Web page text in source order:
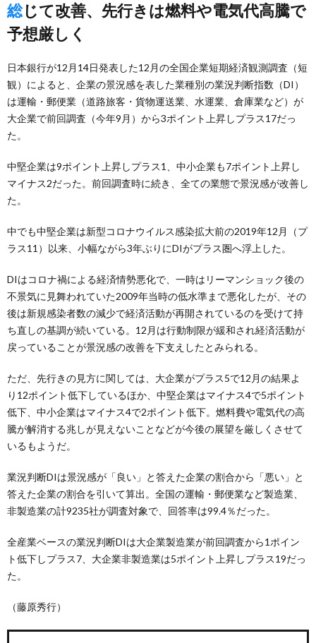
総じて改善、先行きは燃料や電気代高騰で
予想厳しく
日本銀行が12月14日発表した12月の全国企業短期経済観測調査（短
観）によると、企業の景況感を表した業種別の業況判断指数（DI）
は運輸・郵便業（道路旅客・貨物運送業、水運業、倉庫業など）が
大企業で前回調査（今年9月）から3ポイント上昇しプラス17だっ
た。
中堅企業は9ポイント上昇しプラス1、中小企業も7ポイント上昇し
マイナス2だった。前回調査時に続き、全ての業態で景況感が改善し
た。
中でも中堅企業は新型コロナウイルス感染拡大前の2019年12月（プ
ラス11）以来、小幅ながら3年ぶりにDIがプラス圏へ浮上した。
DIはコロナ禍による経済情勢悪化で、一時はリーマンショック後の
不景気に見舞われていた2009年当時の低水準まで悪化したが、その
後は新規感染者数の減少で経済活動が再開されているのを受けて持
ち直しの基調が続いている。12月は行動制限が緩和され経済活動が
戻っていることが景況感の改善を下支えしたとみられる。
ただ、先行きの見方に関しては、大企業がプラス5で12月の結果よ
り12ポイント低下しているほか、中堅企業はマイナス4で5ポイント
低下、中小企業はマイナス4で2ポイント低下。燃料費や電気代の高
騰が解消する兆しが見えないことなどが今後の展望を厳しくさせて
いるもようだ。
業況判断DIは景況感が「良い」と答えた企業の割合から「悪い」と
答えた企業の割合を引いて算出。全国の運輸・郵便業など製造業、
非製造業の計9235社が調査対象で、回答率は99.4％だった。
全産業ベースの業況判断DIは大企業製造業が前回調査から1ポイン
ト低下しプラス7、大企業非製造業は5ポイント上昇しプラス19だっ
た。
（藤原秀行）